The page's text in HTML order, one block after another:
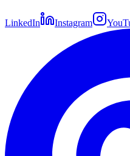
LinkedIn Instagram